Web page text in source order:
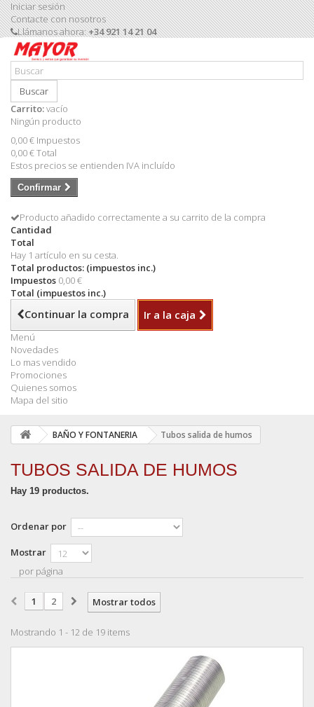
Iniciar sesión
Contacte con nosotros
Llámanos ahora:+34 921 14 21 04
Buscar
Carrito:vacío
Ningún producto
0,00 € Impuestos
0,00 €Total
Estos precios se entienden IVA incluído
Confirmar
Producto añadido correctamente a su carrito de la compra
Cantidad
Total
Hay 1 artículo en su cesta.
Total productos: (impuestos inc.)
Impuestos 0,00 €
Total (impuestos inc.)
Continuar la compra Ir a la caja
Menú
Novedades
Lo mas vendido
Promociones
Quienes somos
Mapa del sitio
BAÑO Y FONTANERIA Tubos salida de humos
TUBOS SALIDA DE HUMOS
Hay 19 productos.
Ordenar por
Mostrar
por página
Mostrar todos
1 2
Mostrando 1 - 12 de 19 items